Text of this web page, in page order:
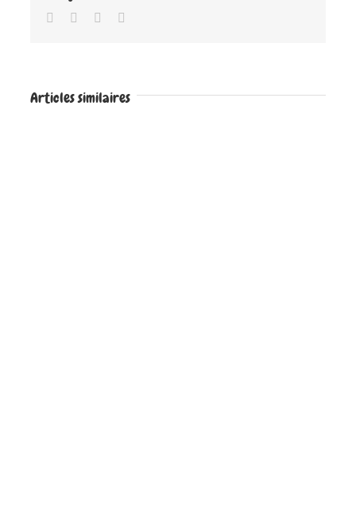
Facebook
TwitterGoogle+
Articles similaires